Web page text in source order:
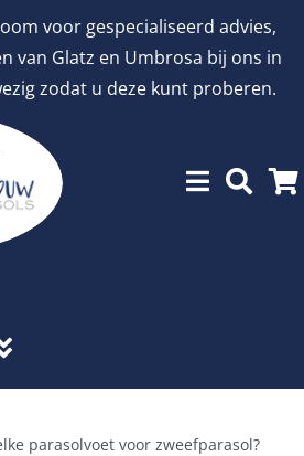
voor gespecialiseerd advies,
van Glatz en Umbrosa bij ons in
zodat u deze kunt proberen.
parasolvoet voor zweefparasol?